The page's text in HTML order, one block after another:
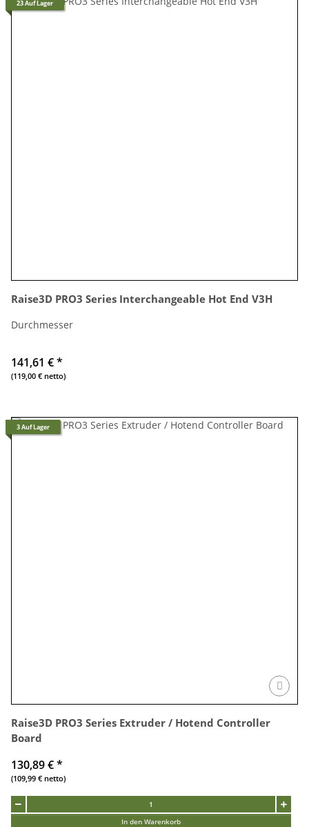
23 Auf Lager
Raise3D PRO3 Series Interchangeable Hot End V3H
Durchmesser
141,61 €*
(119,00 € netto)
3 Auf Lager
Raise3D PRO3 Series Extruder / Hotend Controller
Board
130,89 €*
(109,99 € netto)
In den Warenkorb